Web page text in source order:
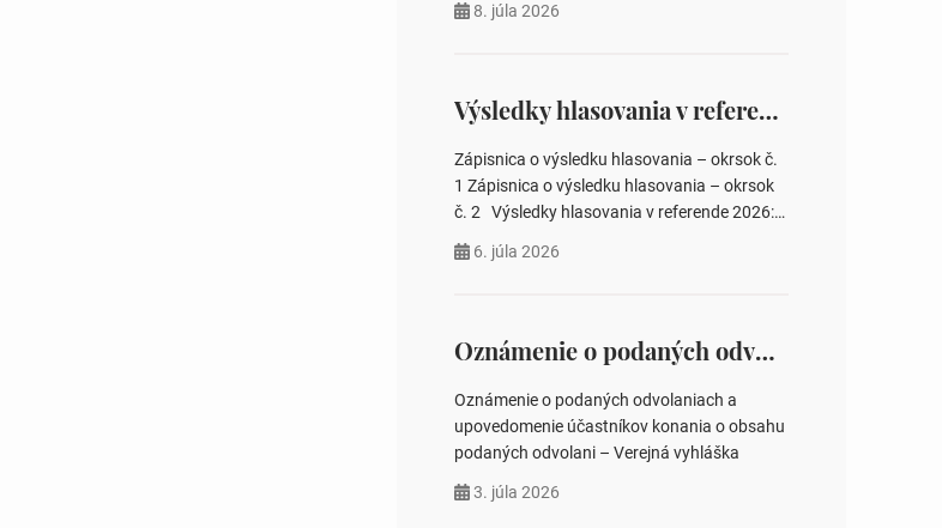
Schválenie programu rokovania 2.
voľby poslancov obecných zastupiteľstiev,
počtu poslancov obecných zastupiteľstiev v
nich 4. Schválenie odpredaja obecného
pozemku –…
8. júla 2026
Výsledky hlasovania v referende 2026
Zápisnica o výsledku hlasovania – okrsok č.
1 Zápisnica o výsledku hlasovania – okrsok
č. 2 Výsledky hlasovania v referende 2026:
na hlasovaní https://www.volbysr.sk/…
6. júla 2026
Oznámenie o podaných odvolaniach a upovedomenie účastníkov konania o obsahu podaných odvolani – Verejná vyhláška
Oznámenie o podaných odvolaniach a
upovedomenie účastníkov konania o obsahu
podaných odvolani – Verejná vyhláška
3. júla 2026